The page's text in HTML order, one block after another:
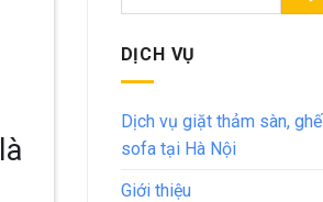
DỊCH VỤ
Dịch vụ giặt thảm sàn, ghế
sofa tại Hà Nội
Giới thiệu